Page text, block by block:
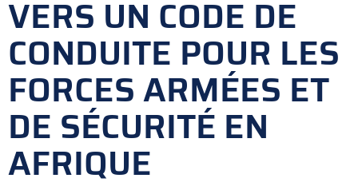
VERS UN CODE DE
CONDUITE POUR LES
FORCES ARMÉES ET
DE SÉCURITÉ EN
AFRIQUE